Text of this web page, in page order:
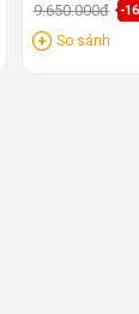
9.650.000đ -
So sánh